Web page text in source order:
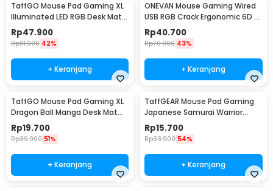
TaffGO Mouse Pad Gaming XL
Illuminated LED RGB Desk Mat
800x300x3mm - GMS-WT-5
Rp47.900
Rp81.900 42%
+ Keranjang
ONEVAN Mouse Gaming Wired
USB RGB Crack Ergonomic 6D 6
Key 4800DPI - M20
Rp40.700
Rp70.900 43%
+ Keranjang
TaffGO Mouse Pad Gaming XL
Dragon Ball Manga Desk Mat
800x400x2mm - WXDBZ
Rp19.700
Rp39.900 51%
+ Keranjang
TaffGEAR Mouse Pad Gaming
Japanese Samurai Warrior
Desk Mat 800x300x2mm - MR19
Rp15.700
Rp33.900 54%
+ Keranjang